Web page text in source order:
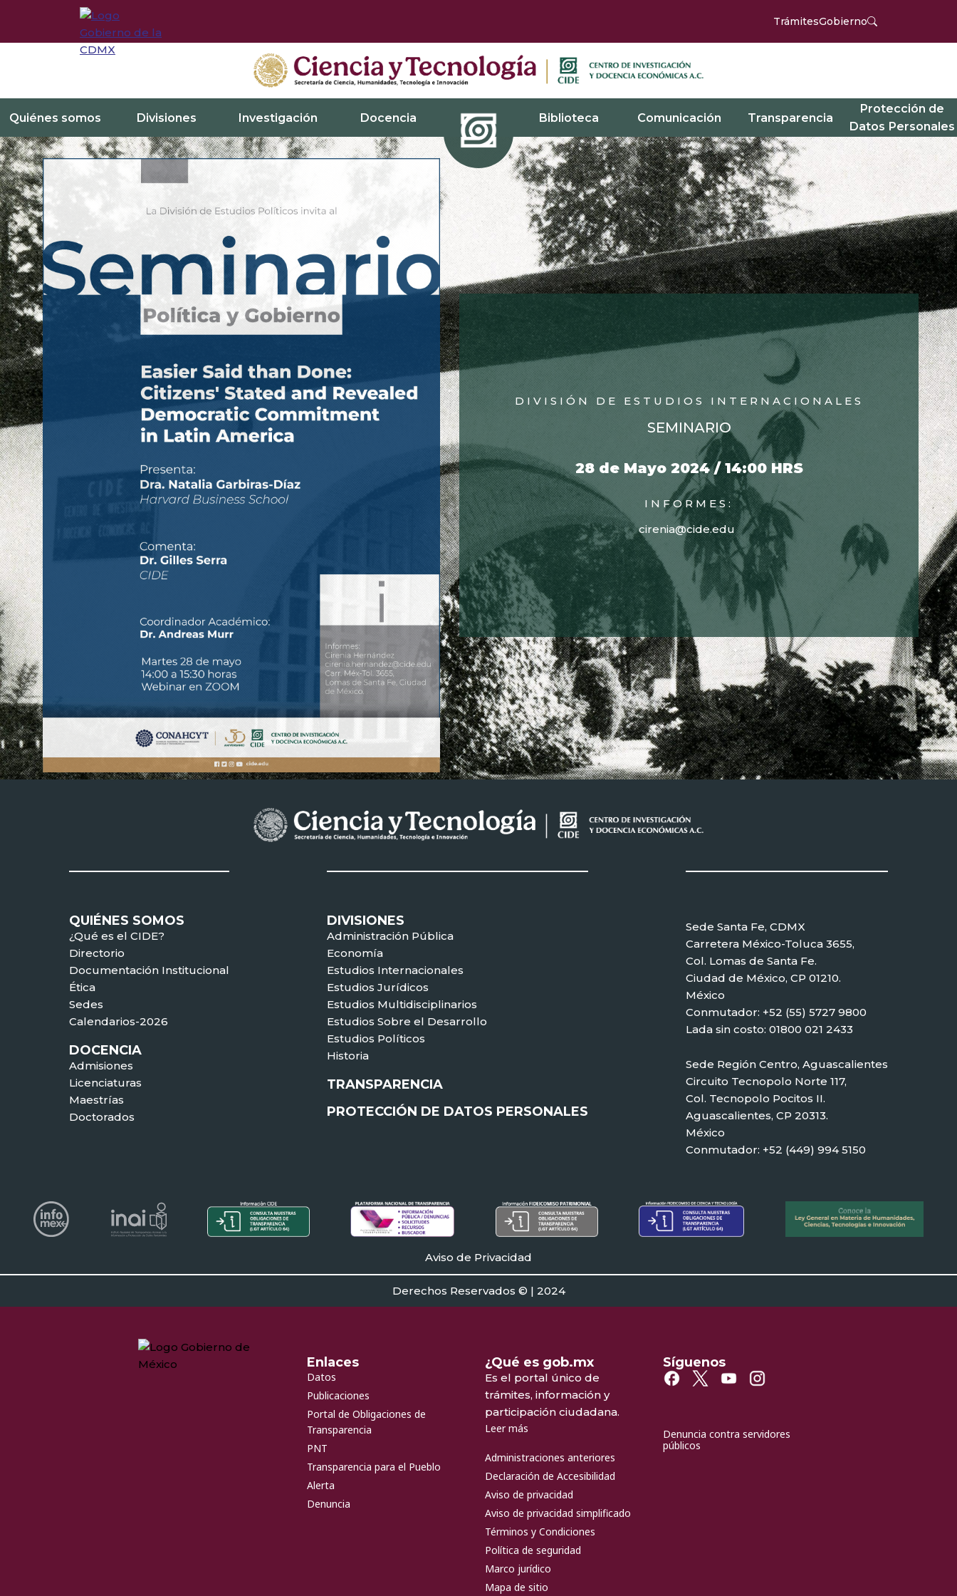
TrámitesGobierno
Quiénes somos Divisiones Investigación Docencia Biblioteca Comunicación Transparencia
Protección de
Datos Personales
DIVISIÓN DE ESTUDIOS INTERNACIONALES
SEMINARIO
28 de Mayo 2024 / 14:00 HRS
INFORMES:
cirenia@cide.edu
QUIÉNES SOMOS
¿Qué es el CIDE?
Directorio
Documentación Institucional
Ética
Sedes
Calendarios-2026
DOCENCIA
Admisiones
Licenciaturas
Maestrías
Doctorados
DIVISIONES
Administración Pública
Economía
Estudios Internacionales
Estudios Jurídicos
Estudios Multidisciplinarios
Estudios Sobre el Desarrollo
Estudios Políticos
Historia
TRANSPARENCIA
PROTECCIÓN DE DATOS PERSONALES
Sede Santa Fe, CDMX
Carretera México-Toluca 3655,
Col. Lomas de Santa Fe.
Ciudad de México, CP 01210.
México
Conmutador: +52 (55) 5727 9800
Lada sin costo: 01800 021 2433
Sede Región Centro, Aguascalientes
Circuito Tecnopolo Norte 117,
Col. Tecnopolo Pocitos II.
Aguascalientes, CP 20313.
México
Conmutador: +52 (449) 994 5150
Aviso de Privacidad
Derechos Reservados © | 2024
Enlaces
Datos
Publicaciones
Portal de Obligaciones de
Transparencia
PNT
Transparencia para el Pueblo
Alerta
Denuncia
¿Qué es gob.mx
Es el portal único de
trámites, información y
participación ciudadana.
Leer más
Administraciones anteriores
Declaración de Accesibilidad
Aviso de privacidad
Aviso de privacidad simplificado
Términos y Condiciones
Política de seguridad
Marco jurídico
Mapa de sitio
Síguenos
Denuncia contra servidores
públicos